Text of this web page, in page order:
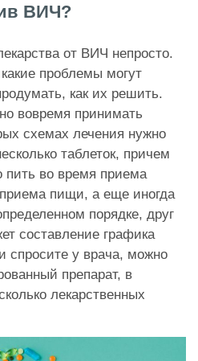
ВИЧ?
от ВИЧ непросто.
проблемы могут
как их решить.
вовремя принимать
схемах лечения нужно
таблеток, причем
пить во время приема
пищи, а еще иногда
порядке, друг
составление графика
спросите у врача, можно
препарат, в
лекарственных